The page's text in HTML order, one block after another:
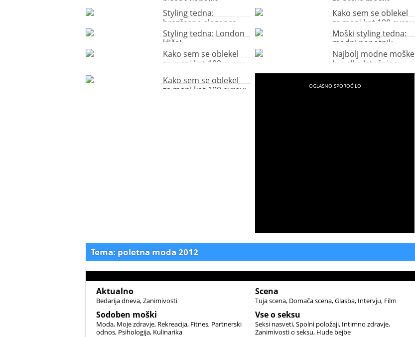
Styling tedna:
brezčasna eleganca
Kako sem se oblekel
za manj kot 100 evrov
Styling tedna: London
kliče!
Moški styling tedna:
modni popotnik
Kako sem se oblekel
za manj kot 100 evrov
Najbolj modne moške
kopalke letošnjega
poletja!
Kako sem se oblekel
za manj kot 100 evrov:
Tema: poletna moda 2012
Aktualno
Bedarija dneva Zanimivosti
Sodoben moški
Moda Moje zdravje Rekreacija Fitnes Partnerski
odnos Psihologija Kulinarika
Scena
Tuja scena Domača scena Glasba Intervju Film
Vse o seksu
Seksi nasveti Spolni položaji Intimno zdravje
Zanimivosti o seksu Hude bejbe